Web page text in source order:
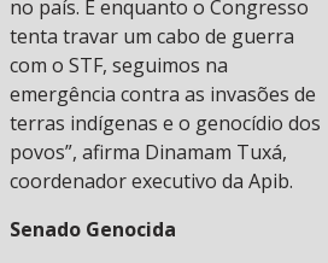
no país. E enquanto o Congresso
tenta travar um cabo de guerra
com o STF, seguimos na
emergência contra as invasões de
terras indígenas e o genocídio dos
povos”, afirma Dinamam Tuxá,
coordenador executivo da Apib.
Senado Genocida